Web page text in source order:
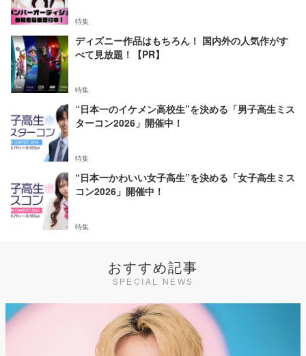
特集
ディズニー作品はもちろん！ 国内外の人気作がす
べて見放題！【PR】
特集
“日本一のイケメン高校生”を決める「男子高生ミス
ターコン2026」開催中！
特集
“日本一かわいい女子高生”を決める「女子高生ミス
コン2026」開催中！
特集
おすすめ記事
SPECIAL NEWS